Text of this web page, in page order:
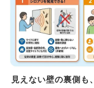
見えない壁の裏側も